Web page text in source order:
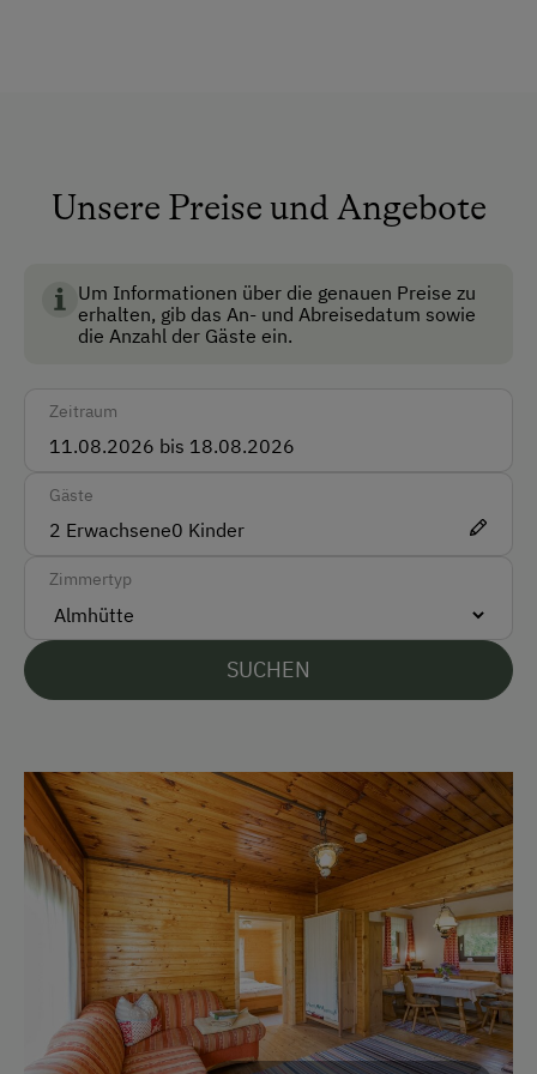
Haustiergerecht
Anfahrtsmöglichkeiten
Auto
Taxi
Akzeptierte Zahlungsmittel
Überweisung / SEPA
Vor Ort gesprochene Sprachen
Parken
Kostenlose Parkplätze
Unterkunftsart
Für max. 6 Personen
Am Betrieb
Unsere Preise und Angebote
Um Informationen über die genauen Preise zu
erhalten, gib das An- und Abreisedatum sowie
die Anzahl der Gäste ein.
Zeitraum
Gäste
2 Erwachsene0 Kinder
Zimmertyp
SUCHEN